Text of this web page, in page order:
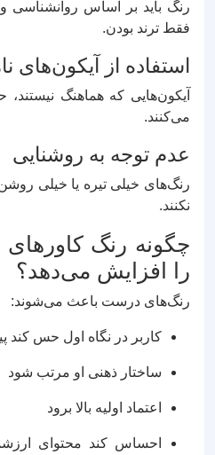
رنگ باید بر اساس روانشناسی
فقط ترند بودن.
استفاده از آیکون‌های
آیکون‌هایی که هماهنگ
می‌کنند.
عدم توجه به روشنایی
رنگ‌های خیلی تیره یا خیلی
نکنند.
چگونه رنگ کاورهای
را افزایش می‌دهد؟
رنگ‌های درست باعث می‌شوند:
کاربر در نگاه اول حس کند
ساختار ذهنی او مرتب شود
اعتماد اولیه بالا برود
احساس کند محتوای